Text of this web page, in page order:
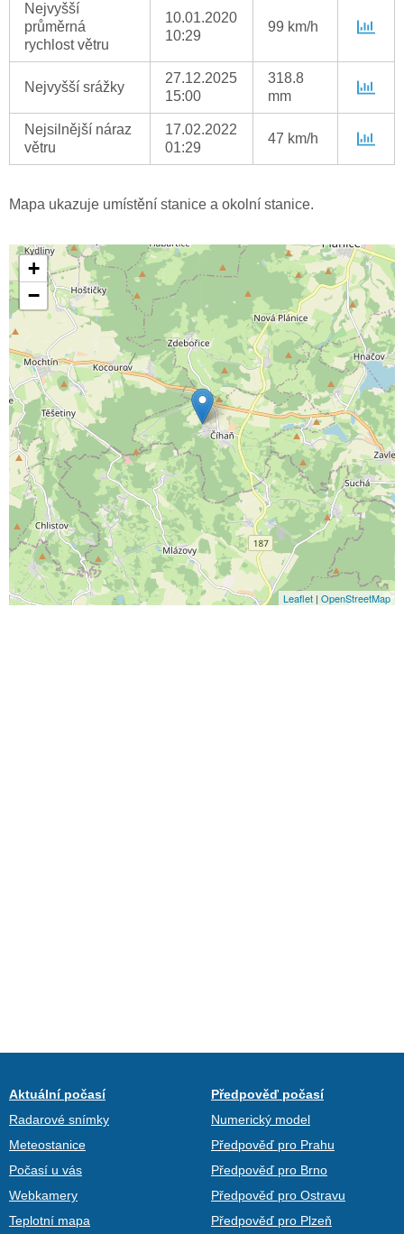
Nejvyšší
průměrná
rychlost větru
10.01.2020
10:29
99 km/h
Nejvyšší srážky
27.12.2025
15:00
318.8
mm
Nejsilnější náraz
větru
17.02.2022
01:29
47 km/h
Mapa ukazuje umístění stanice a okolní stanice.
+
−
Leaflet | OpenStreetMap
Aktuální počasí
Radarové snímky
Meteostanice
Počasí u vás
Webkamery
Teplotní mapa
Předpověď počasí
Numerický model
Předpověď pro Prahu
Předpověď pro Brno
Předpověď pro Ostravu
Předpověď pro Plzeň